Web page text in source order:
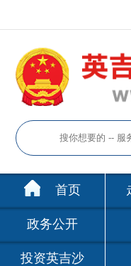
首页
政务公开
投资英吉沙